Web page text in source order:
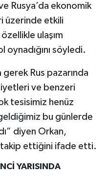
Rusya’da ekonomik
üzerinde etkili
ulaşım
söyledi.
Rus pazarında
ve benzeri
tesisimiz henüz
geldiğimiz bu günlerde
diyen Orkan,
takip ettiğini ifade etti.
YARISINDA